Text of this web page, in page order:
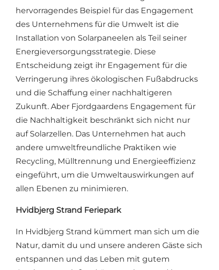
hervorragendes Beispiel für das Engagement
des Unternehmens für die Umwelt ist die
Installation von Solarpaneelen als Teil seiner
Energieversorgungsstrategie. Diese
Entscheidung zeigt ihr Engagement für die
Verringerung ihres ökologischen Fußabdrucks
und die Schaffung einer nachhaltigeren
Zukunft. Aber Fjordgaardens Engagement für
die Nachhaltigkeit beschränkt sich nicht nur
auf Solarzellen. Das Unternehmen hat auch
andere umweltfreundliche Praktiken wie
Recycling, Mülltrennung und Energieeffizienz
eingeführt, um die Umweltauswirkungen auf
allen Ebenen zu minimieren.
Hvidbjerg Strand Feriepark
In Hvidbjerg Strand kümmert man sich um die
Natur, damit du und unsere anderen Gäste sich
entspannen und das Leben mit gutem